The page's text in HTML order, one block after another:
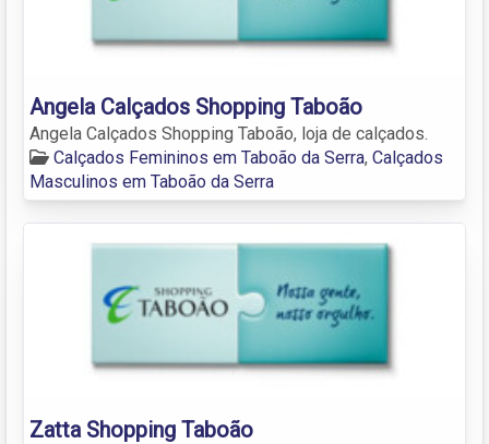
Angela Calçados Shopping Taboão
Angela Calçados Shopping Taboão, loja de calçados.
Calçados Femininos em Taboão da Serra, Calçados
Masculinos em Taboão da Serra
Zatta Shopping Taboão